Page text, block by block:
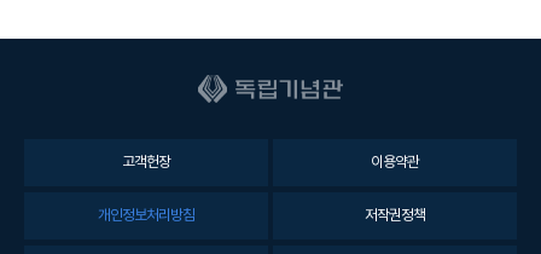
고객헌장 이용약관
개인정보처리방침 저작권정책